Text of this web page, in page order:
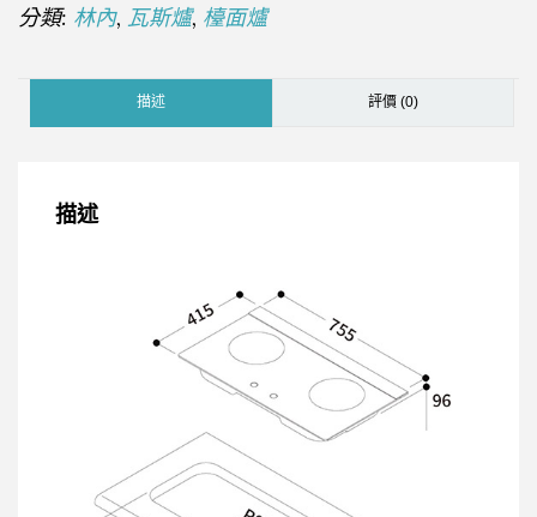
分類: 林內, 瓦斯爐, 檯面爐
描述 評價 (0)
描述